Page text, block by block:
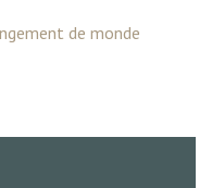
de monde